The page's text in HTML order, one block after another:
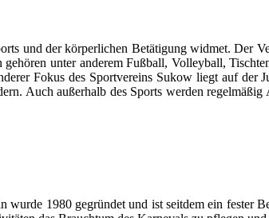
und der körperlichen Betätigung widmet. Der
unter anderem Fußball, Volleyball,
Fokus des Sportvereins Sukow liegt auf der
Auch außerhalb des Sports werden
1980 gegründet und ist seitdem ein fester